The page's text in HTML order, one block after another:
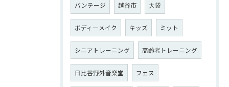
バンテージ 越谷市 大袋
ボディーメイク キッズ ミット
シニアトレーニング 高齢者トレーニング
日比谷野外音楽堂 フェス